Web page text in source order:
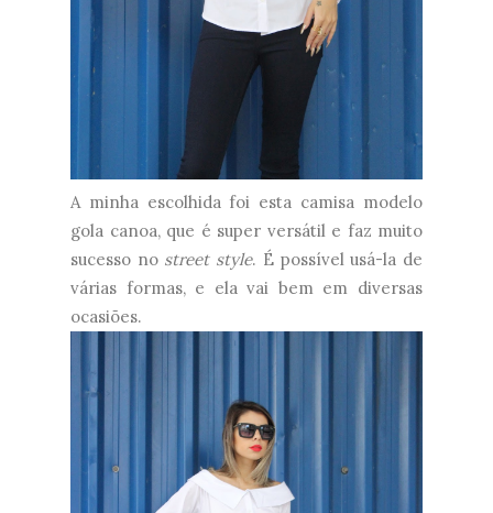
A minha escolhida foi esta camisa modelo
gola canoa, que é super versátil e faz muito
sucesso no street style. É possível usá-la de
várias formas, e ela vai bem em diversas
ocasiões.